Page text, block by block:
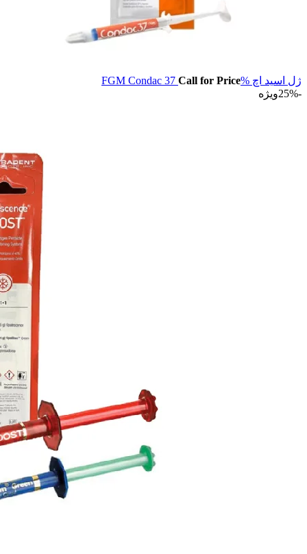
ژل اسید اچ %FGM Condac 37Call for Price
-25%
ویژه